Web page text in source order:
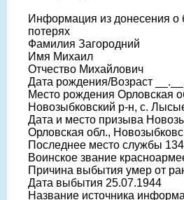
Информация из донесения о
потерях
Фамилия Загородний
Имя Михаил
Отчество Михайлович
Дата рождения/Возраст
Место рождения Орловская
Новозыбковский р-н, с.
Дата и место призыва
Орловская обл.,
Последнее место службы
Воинское звание
Причина выбытия умер от
Дата выбытия 25.07.1944
Название источника